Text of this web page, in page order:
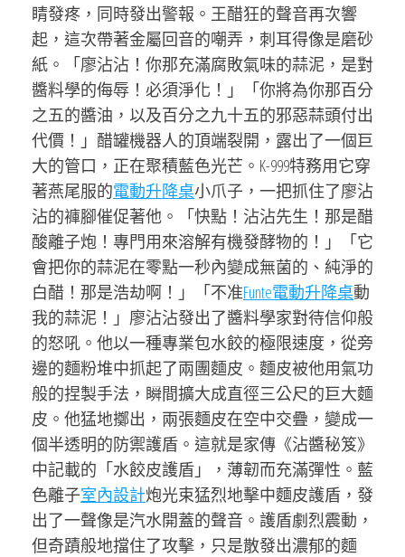
睛發疼，同時發出警報。王醋狂的聲音再次響
起，這次帶著金屬回音的嘲弄，刺耳得像是磨砂
紙。「廖沾沾！你那充滿腐敗氣味的蒜泥，是對
醬料學的侮辱！必須淨化！」「你將為你那百分
之五的醬油，以及百分之九十五的邪惡蒜頭付出
代價！」醋罐機器人的頂端裂開，露出了一個巨
大的管口，正在聚積藍色光芒。K-999特務用它穿
著燕尾服的電動升降桌小爪子，一把抓住了廖沾
沾的褲腳催促著他。「快點！沾沾先生！那是醋
酸離子炮！專門用來溶解有機發酵物的！」「它
會把你的蒜泥在零點一秒內變成無菌的、純淨的
白醋！那是浩劫啊！」「不准Funte電動升降桌動
我的蒜泥！」廖沾沾發出了醬料學家對待信仰般
的怒吼。他以一種專業包水餃的極限速度，從旁
邊的麵粉堆中抓起了兩團麵皮。麵皮被他用氣功
般的捏製手法，瞬間擴大成直徑三公尺的巨大麵
皮。他猛地擲出，兩張麵皮在空中交疊，變成一
個半透明的防禦護盾。這就是家傳《沾醬秘笈》
中記載的「水餃皮護盾」，薄韌而充滿彈性。藍
色離子室內設計炮光束猛烈地擊中麵皮護盾，發
出了一聲像是汽水開蓋的聲音。護盾劇烈震動，
但奇蹟般地擋住了攻擊，只是散發出濃郁的麵